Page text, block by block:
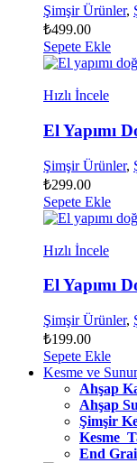
Şimşir Ürünler,
₺499.00
Sepete Ekle
Hızlı İncele
El Yapımı
Şimşir Ürünler,
₺299.00
Sepete Ekle
Hızlı İncele
El Yapımı
Şimşir Ürünler,
₺199.00
Sepete Ekle
Kesme ve
Ahşap
Ahşap
Şimşir
Kesme
End